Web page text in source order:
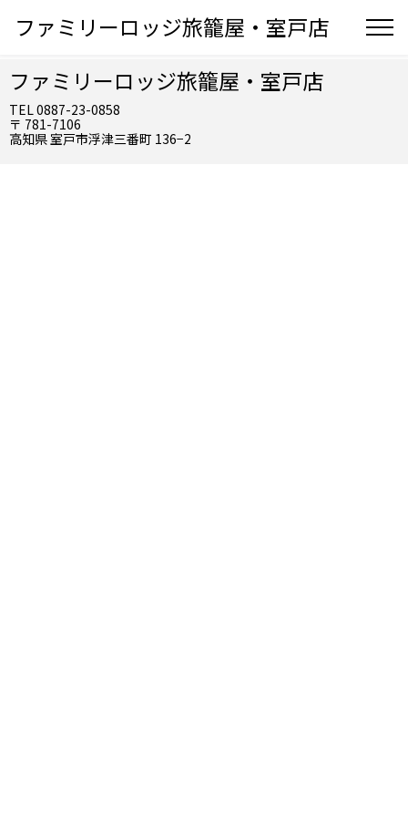
ファミリーロッジ旅籠屋・室戸店
ファミリーロッジ旅籠屋・室戸店
TEL 0887-23-0858
〒 781-7106
高知県 室戸市浮津三番町 136−2